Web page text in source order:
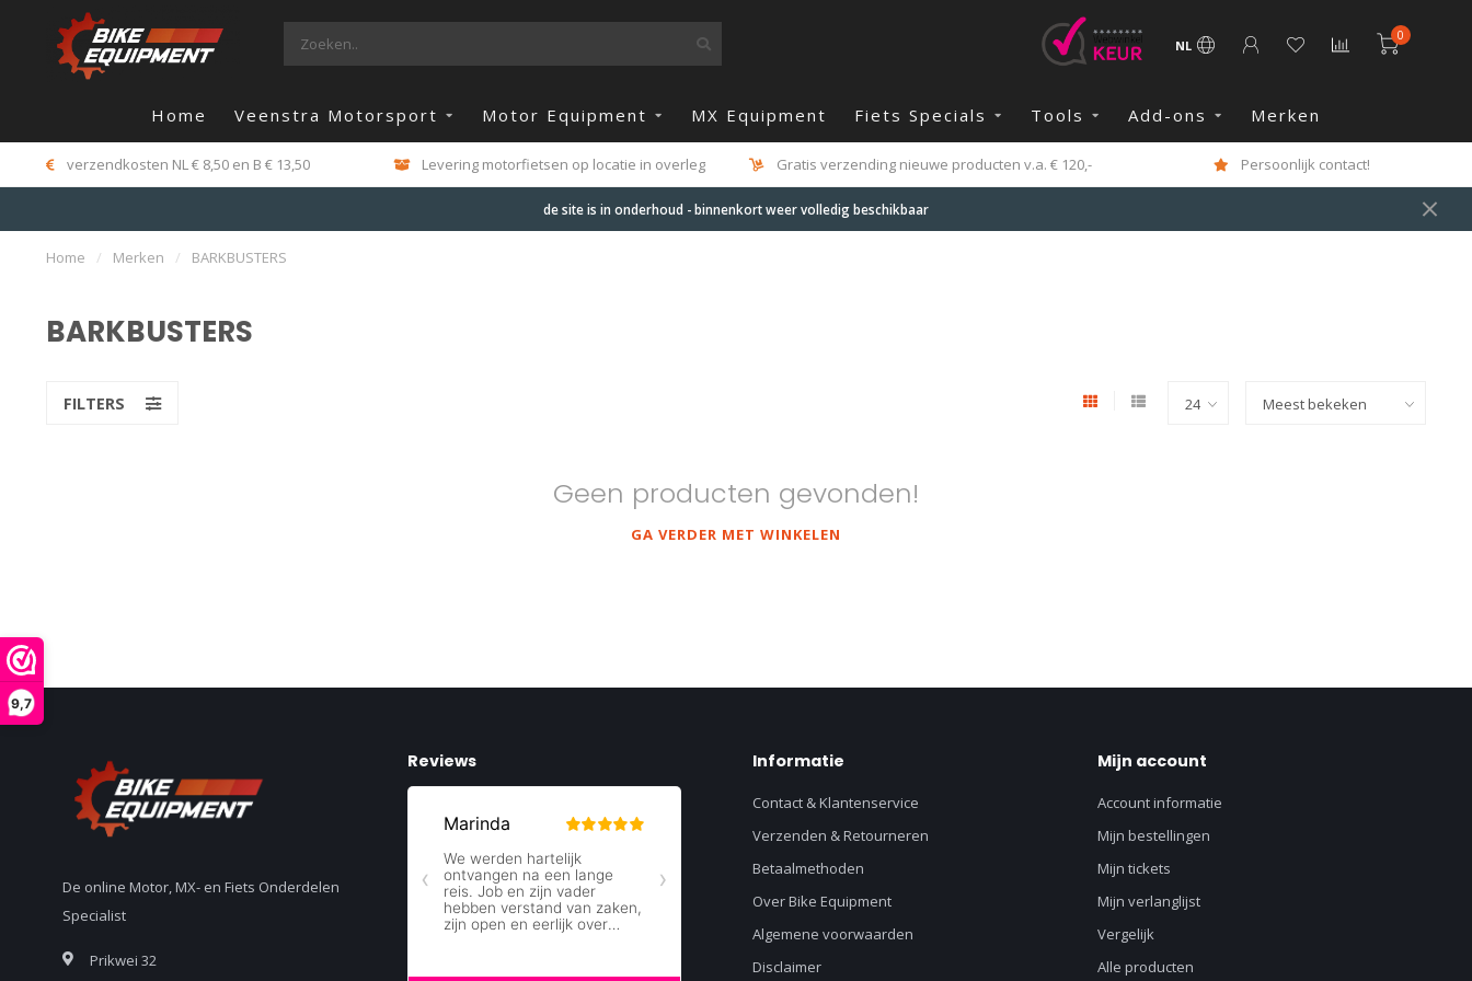
9,7
NL
0
Home Veenstra Motorsport Motor Equipment MX Equipment Fiets Specials Tools Add-ons Merken
verzendkosten NL € 8,50 en B € 13,50 Levering motorfietsen op locatie in overleg Gratis verzending nieuwe producten v.a. € 120,- Persoonlijk contact!
de site is in onderhoud - binnenkort weer volledig beschikbaar
Home / Merken / BARKBUSTERS
BARKBUSTERS
FILTERS
Geen producten gevonden!
GA VERDER MET WINKELEN
De online Motor, MX- en Fiets Onderdelen
Specialist
Prikwei 32
Reviews Informatie
Contact & Klantenservice
Verzenden & Retourneren
Betaalmethoden
Over Bike Equipment
Algemene voorwaarden
Disclaimer
Mijn account
Account informatie
Mijn bestellingen
Mijn tickets
Mijn verlanglijst
Vergelijk
Alle producten